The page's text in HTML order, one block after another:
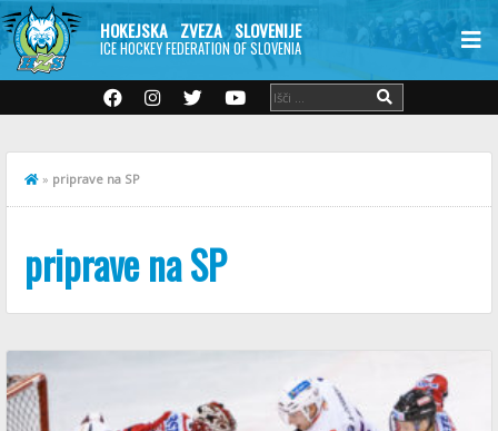
HOKEJSKA ZVEZA SLOVENIJE
ICE HOCKEY FEDERATION OF SLOVENIA
» priprave na SP
priprave na SP